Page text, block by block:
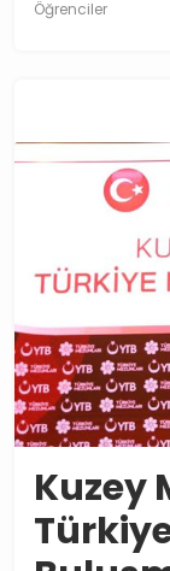
Öğrenciler
Kuzey